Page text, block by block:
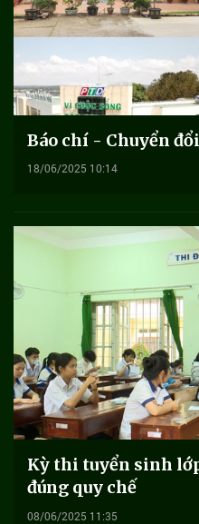
Báo chí - Chuyển
18/06/2025 10:14
Kỳ thi tuyển sinh
đúng quy chế
08/06/2025 11:35